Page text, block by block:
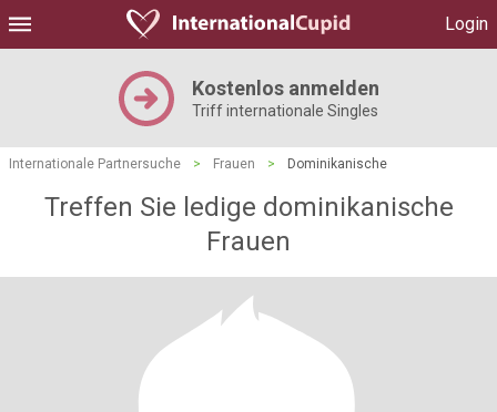
Login
Kostenlos anmelden
Triff internationale Singles
Internationale Partnersuche > Frauen > Dominikanische
Treffen Sie ledige dominikanische
Frauen